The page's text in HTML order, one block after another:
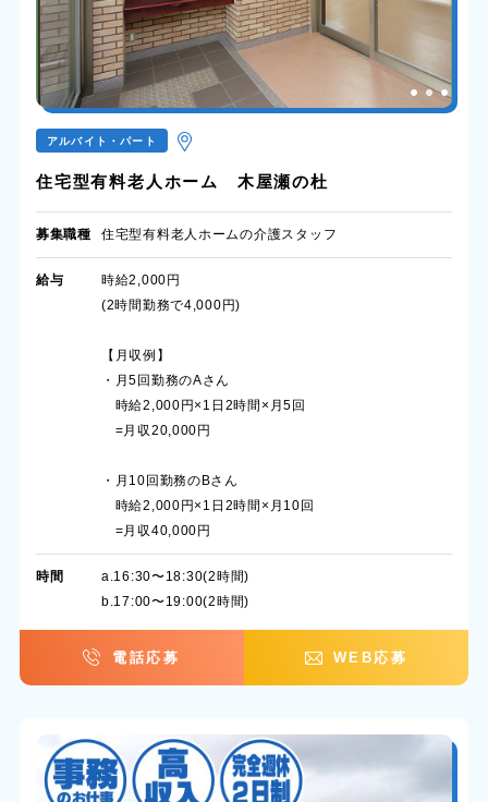
アルバイト・パート
住宅型有料老人ホーム 木屋瀬の杜
募集職種 住宅型有料老人ホームの介護スタッフ
給与
時給2,000円
(2時間勤務で4,000円)
【月収例】
・月5回勤務のAさん
時給2,000円×1日2時間×月5回
=月収20,000円
・月10回勤務のBさん
時給2,000円×1日2時間×月10回
=月収40,000円
時間
a.16:30〜18:30(2時間)
b.17:00〜19:00(2時間)
電話応募 WEB応募